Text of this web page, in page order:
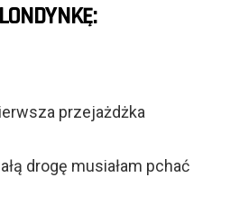
przejażdżka
drogę musiałam pchać